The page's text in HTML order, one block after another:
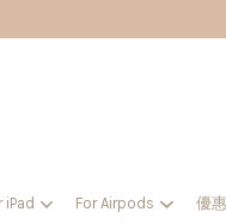
iPad For Airpods 優